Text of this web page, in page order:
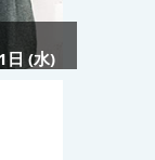
日 (水)